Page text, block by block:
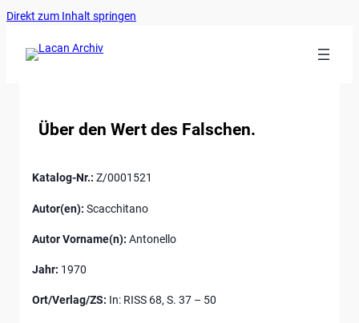
Direkt zum Inhalt springen
Über den Wert des Falschen.
Katalog-Nr.: Z/0001521
Autor(en): Scacchitano
Autor Vorname(n): Antonello
Jahr: 1970
Ort/Verlag/ZS: In: RISS 68, S. 37 – 50